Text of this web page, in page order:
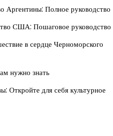
Аргентины: Полное руководство
США: Пошаговое руководство
в сердце Черноморского
нужно знать
для себя культурное